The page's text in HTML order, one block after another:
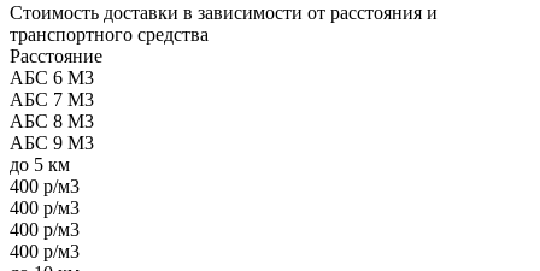
Стоимость доставки в зависимости от расстояния и
транспортного средства
Расстояние
АБС 6 М3
АБС 7 М3
АБС 8 М3
АБС 9 М3
до 5 км
400 р/м3
400 р/м3
400 р/м3
400 р/м3